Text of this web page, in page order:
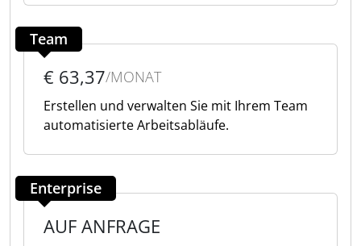
Team
€ 63,37/MONAT
Erstellen und verwalten Sie mit Ihrem Team
automatisierte Arbeitsabläufe.
Enterprise
AUF ANFRAGE